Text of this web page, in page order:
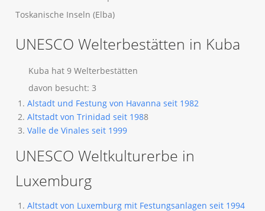
Toskanische Inseln (Elba)
UNESCO Welterbestätten in Kuba
Kuba hat 9 Welterbestätten
davon besucht: 3
Alstadt und Festung von Havanna seit 1982
Altstadt von Trinidad seit 1988
Valle de Vinales seit 1999
UNESCO Weltkulturerbe in
Luxemburg
Altstadt von Luxemburg mit Festungsanlagen seit 1994